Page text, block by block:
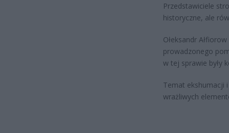
Przedstawiciele
historyczne, ale
Ołeksandr
prowadzonego
w tej sprawie były
Temat ekshumacji
wrażliwych